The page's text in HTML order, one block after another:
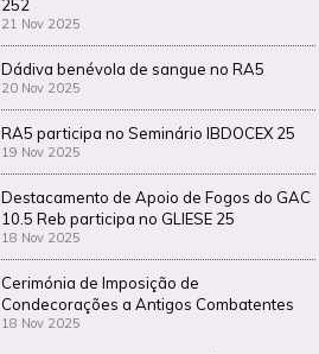
252
21 Nov 2025
Dádiva benévola de sangue no RA5
20 Nov 2025
RA5 participa no Seminário IBDOCEX 25
19 Nov 2025
Destacamento de Apoio de Fogos do GAC
10.5 Reb participa no GLIESE 25
18 Nov 2025
Cerimónia de Imposição de
Condecorações a Antigos Combatentes
18 Nov 2025